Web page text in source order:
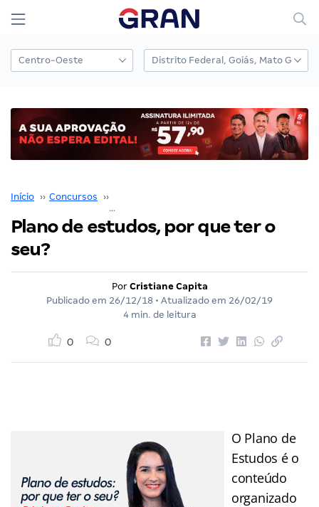
Início ›› Concursos ››
Plano de estudos, por que ter o
seu?
Por Cristiane Capita
Publicado em 26/12/18 • Atualizado em 26/02/19
4 min. de leitura
0 0
O Plano de
Estudos é o
conteúdo
organizado